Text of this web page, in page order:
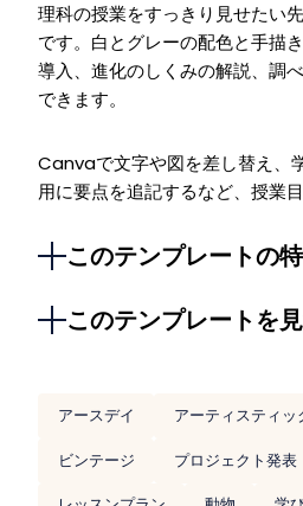
理科の授業をすっきり見せたい
です。白とグレーの配色と手描
導入、進化のしくみの解説、調
できます。
Canvaで文字や図を差し替え、
用に要点を追記するなど、授業
このテンプレートの
このテンプレートを
アースデイ アーティスティッ
ビンテージ
プロジェクト発表